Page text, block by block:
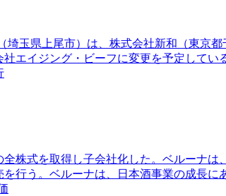
埼玉県上尾市）は、株式会社新和（東京
エイジング・ビーフに変更を予定して
株式を取得し子会社化した。ベルーナ
行う。ベルーナは、日本酒事業の成長